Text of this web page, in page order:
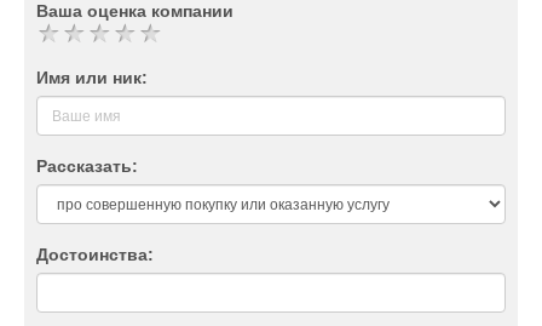
Ваша оценка компании
Имя или ник:
Рассказать:
Достоинства: